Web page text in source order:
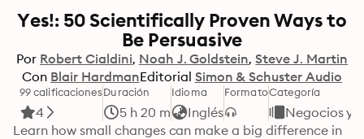
Yes!: 50 Scientifically Proven Ways to
Be Persuasive
Por Robert Cialdini Noah J. Goldstein Steve J. Martin
Con Blair HardmanEditorial Simon & Schuster Audio
99 calificaciones
4
Duración
5 h 20 m
Idioma
Inglés
FormatoCategoría
Negocios y
Learn how small changes can make a big difference in